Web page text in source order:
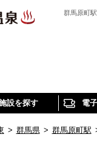
群馬原町
設を探す 電
> 群馬県 > 群馬原町駅